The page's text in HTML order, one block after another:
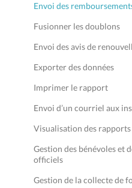
Envoi des
Fusionner les doublons
Envoi des avis de
Exporter des données
Imprimer le rapport
Envoi d’un courriel aux
Visualisation des rapports
Gestion des bénévoles et
officiels
Gestion de la collecte de